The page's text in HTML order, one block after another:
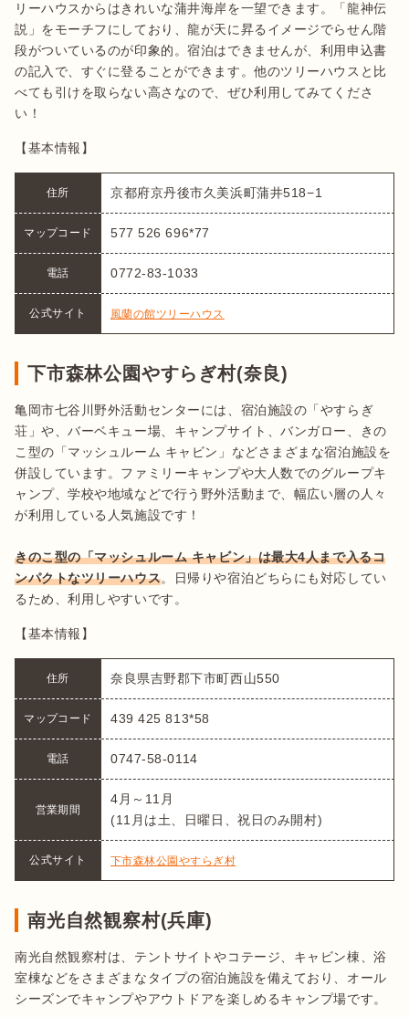
リーハウスからはきれいな蒲井海岸を一望できます。「龍神伝
説」をモーチフにしており、龍が天に昇るイメージでらせん階
段がついているのが印象的。宿泊はできませんが、利用申込書
の記入で、すぐに登ることができます。他のツリーハウスと比
べても引けを取らない高さなので、ぜひ利用してみてくださ
い！
【基本情報】
住所 京都府京丹後市久美浜町蒲井518−1
マップコード 577 526 696*77
電話 0772-83-1033
公式サイト 風蘭の館ツリーハウス
下市森林公園やすらぎ村(奈良)
亀岡市七谷川野外活動センターには、宿泊施設の「やすらぎ
荘」や、バーベキュー場、キャンプサイト、バンガロー、きの
こ型の「マッシュルーム キャビン」などさまざまな宿泊施設を
併設しています。ファミリーキャンプや大人数でのグループキ
ャンプ、学校や地域などで行う野外活動まで、幅広い層の人々
が利用している人気施設です！
きのこ型の「マッシュルーム キャビン」は最大4人まで入るコ
ンパクトなツリーハウス。日帰りや宿泊どちらにも対応してい
るため、利用しやすいです。
【基本情報】
住所 奈良県吉野郡下市町西山550
マップコード 439 425 813*58
電話 0747-58-0114
営業期間
4月～11月
(11月は土、日曜日、祝日のみ開村)
公式サイト 下市森林公園やすらぎ村
南光自然観察村(兵庫)
南光自然観察村は、テントサイトやコテージ、キャビン棟、浴
室棟などをさまざまなタイプの宿泊施設を備えており、オール
シーズンでキャンプやアウトドアを楽しめるキャンプ場です。